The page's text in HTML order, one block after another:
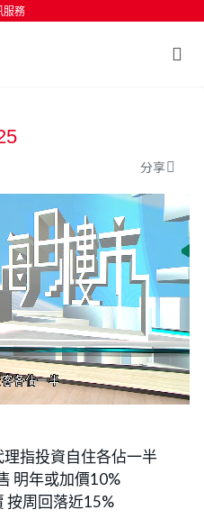
服務
分享
理指投資自住各佔一半
明年或加價10%
按周回落近15%